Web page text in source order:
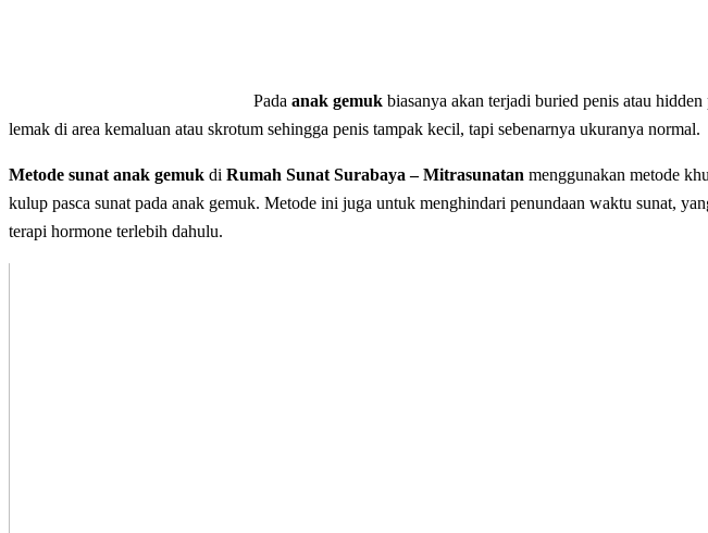
Pada anak gemuk biasanya akan terjadi buried penis atau
lemak di area kemaluan atau skrotum sehingga penis tampak kecil, tapi sebenarnya ukuranya normal.
Metode sunat anak gemuk di Rumah Sunat Surabaya – Mitrasunatan menggunakan metode
kulup pasca sunat pada anak gemuk. Metode ini juga untuk menghindari penundaan waktu sunat,
terapi hormone terlebih dahulu.